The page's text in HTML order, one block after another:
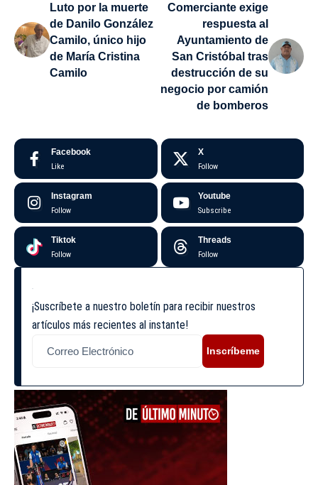
Luto por la muerte
de Danilo González
Camilo, único hijo
de María Cristina
Camilo
Comerciante exige
respuesta al
Ayuntamiento de
San Cristóbal tras
destrucción de su
negocio por camión
de bomberos
Facebook
Like
X
Follow
Instagram
Follow
Youtube
Subscribe
Tiktok
Follow
Threads
Follow
¡Suscríbete a nuestro boletín para recibir nuestros
artículos más recientes al instante!
Inscríbeme